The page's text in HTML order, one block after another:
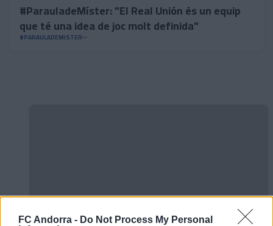
FC Andorra - Do Not Process My Personal
#ParauladeMíster: "El Real Unión és un equip
que té una idea de joc molt definida"
#PARAULADEMISTER